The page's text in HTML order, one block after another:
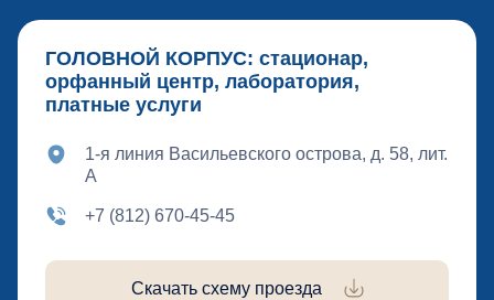
ГОЛОВНОЙ КОРПУС: стационар,
орфанный центр, лаборатория,
платные услуги
1-я линия Васильевского острова, д. 58, лит.
А
+7 (812) 670-45-45
Скачать схему проезда